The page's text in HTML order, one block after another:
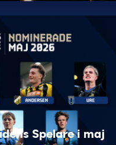
Spelare i maj